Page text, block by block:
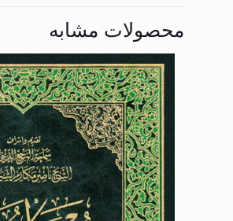
محصولات مشابه